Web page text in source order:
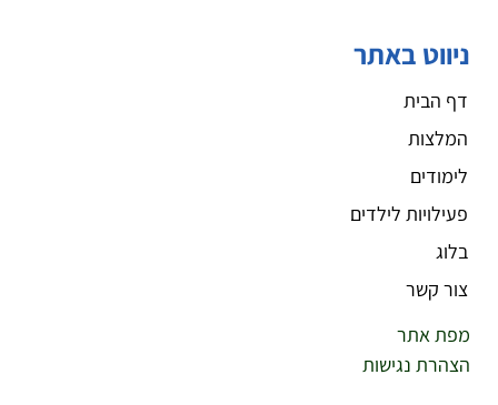
ניווט באתר
דף הבית
המלצות
לימודים
פעילויות לילדים
בלוג
צור קשר
מפת אתר
הצהרת נגישות